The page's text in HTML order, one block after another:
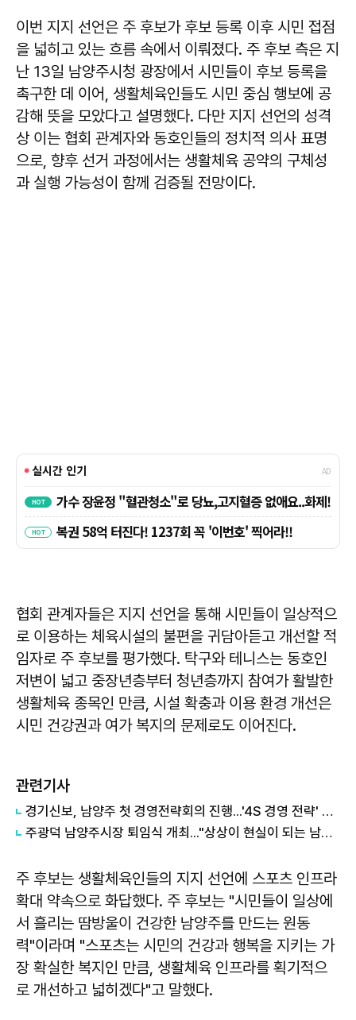
이번 지지 선언은 주 후보가 후보 등록 이후 시민 접점
을 넓히고 있는 흐름 속에서 이뤄졌다. 주 후보 측은 지
난 13일 남양주시청 광장에서 시민들이 후보 등록을
촉구한 데 이어, 생활체육인들도 시민 중심 행보에 공
감해 뜻을 모았다고 설명했다. 다만 지지 선언의 성격
상 이는 협회 관계자와 동호인들의 정치적 의사 표명
으로, 향후 선거 과정에서는 생활체육 공약의 구체성
과 실행 가능성이 함께 검증될 전망이다.
협회 관계자들은 지지 선언을 통해 시민들이 일상적으
로 이용하는 체육시설의 불편을 귀담아듣고 개선할 적
임자로 주 후보를 평가했다. 탁구와 테니스는 동호인
저변이 넓고 중장년층부터 청년층까지 참여가 활발한
생활체육 종목인 만큼, 시설 확충과 이용 환경 개선은
시민 건강권과 여가 복지의 문제로도 이어진다.
관련기사
경기신보, 남양주 첫 경영전략회의 진행...'4S 경영 전략' 속도
주광덕 남양주시장 퇴임식 개최..."상상이 현실이 되는 남양주 위해 달려왔다"
주 후보는 생활체육인들의 지지 선언에 스포츠 인프라
확대 약속으로 화답했다. 주 후보는 "시민들이 일상에
서 흘리는 땀방울이 건강한 남양주를 만드는 원동
력"이라며 "스포츠는 시민의 건강과 행복을 지키는 가
장 확실한 복지인 만큼, 생활체육 인프라를 획기적으
로 개선하고 넓히겠다"고 말했다.